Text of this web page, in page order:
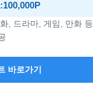
, 드라마, 게임, 만화 등
바로가기